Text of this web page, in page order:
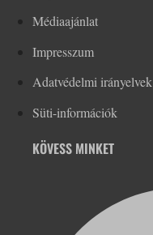
Médiaajánlat
Impresszum
Adatvédelmi irányelvek
Süti-információk
KÖVESS MINKET